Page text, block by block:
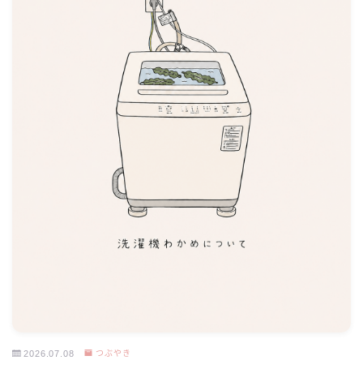
2026.07.08 つぶやき